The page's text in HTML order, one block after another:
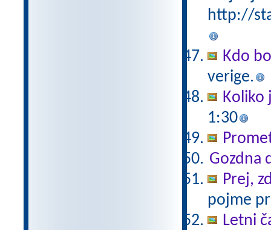
http://
Kdo
verige.
Koliko
1:30
Gozdna
Prej,
pojme
Letni